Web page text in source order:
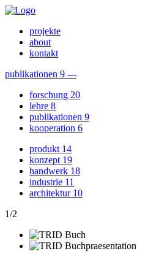
projekte
about
kontakt
publikationen 9 ---
forschung 20
lehre 8
publikationen 9
kooperation 6
produkt 14
konzept 19
handwerk 18
industrie 11
architektur 10
1/2